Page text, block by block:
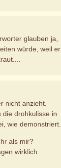
glauben ja,
würde, weil er
nicht anzieht.
drohkulisse in
wie demonstriert.
als mir?
wirklich